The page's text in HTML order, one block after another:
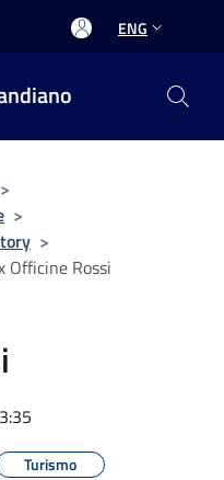
ENG
>
>
>
Officine Rossi
Turismo